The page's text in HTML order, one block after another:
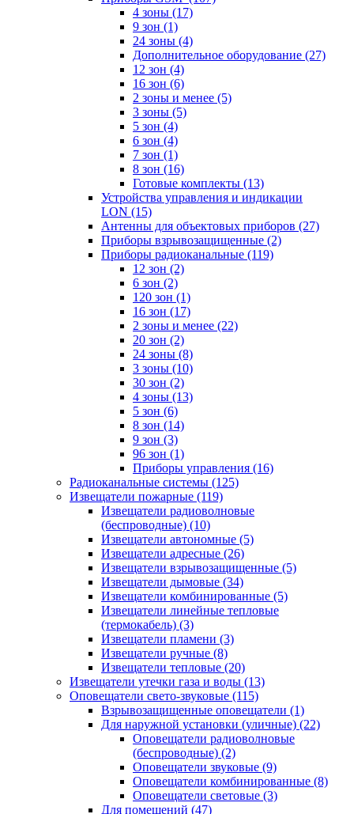
4 зоны (17)
9 зон (1)
24 зоны (4)
Дополнительное оборудование (27)
12 зон (4)
16 зон (6)
2 зоны и менее (5)
3 зоны (5)
5 зон (4)
6 зон (4)
7 зон (1)
8 зон (16)
Готовые комплекты (13)
Устройства управления и индикации
LON (15)
Антенны для объектовых приборов (27)
Приборы взрывозащищенные (2)
Приборы радиоканальные (119)
12 зон (2)
6 зон (2)
120 зон (1)
16 зон (17)
2 зоны и менее (22)
20 зон (2)
24 зоны (8)
3 зоны (10)
30 зон (2)
4 зоны (13)
5 зон (6)
8 зон (14)
9 зон (3)
96 зон (1)
Приборы управления (16)
Радиоканальные системы (125)
Извещатели пожарные (119)
Извещатели радиоволновые
(беспроводные) (10)
Извещатели автономные (5)
Извещатели адресные (26)
Извещатели взрывозащищенные (5)
Извещатели дымовые (34)
Извещатели комбинированные (5)
Извещатели линейные тепловые
(термокабель) (3)
Извещатели пламени (3)
Извещатели ручные (8)
Извещатели тепловые (20)
Извещатели утечки газа и воды (13)
Оповещатели свето-звуковые (115)
Взрывозащищенные оповещатели (1)
Для наружной установки (уличные) (22)
Оповещатели радиоволновые
(беспроводные) (2)
Оповещатели звуковые (9)
Оповещатели комбинированные (8)
Оповещатели световые (3)
Для помещений (47)